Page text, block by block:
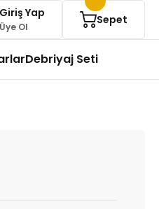
Giriş Yap
Üye Ol
Sepet
Debriyaj Seti